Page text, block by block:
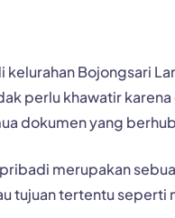
kelurahan Bojongsari
perlu khawatir
dokumen yang
merupakan
tujuan tertentu